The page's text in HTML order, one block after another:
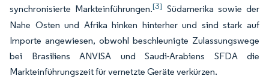
synchronisierte Markteinführungen.[3] Südamerika sowie der
Nahe Osten und Afrika hinken hinterher und sind stark auf
Importe angewiesen, obwohl beschleunigte Zulassungswege
bei Brasiliens ANVISA und Saudi-Arabiens SFDA die
Markteinführungszeit für vernetzte Geräte verkürzen.